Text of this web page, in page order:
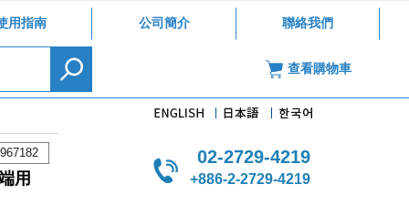
用指南 公司簡介 聯絡我們
查看購物車
用
02-2729-4219
+886-2-2729-4219